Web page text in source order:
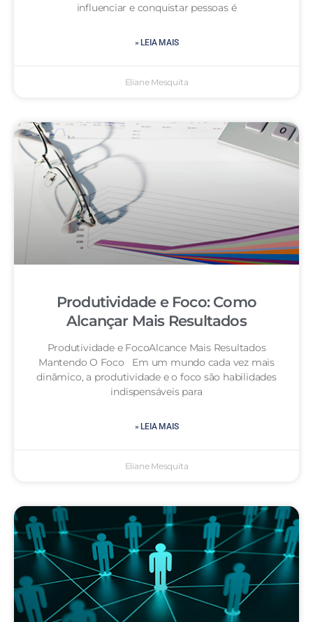
influenciar e conquistar pessoas é
» LEIA MAIS
Eliane Mesquita
Produtividade e Foco: Como
Alcançar Mais Resultados
Produtividade e FocoAlcance Mais Resultados
Mantendo O Foco Em um mundo cada vez mais
dinâmico, a produtividade e o foco são habilidades
indispensáveis para
» LEIA MAIS
Eliane Mesquita